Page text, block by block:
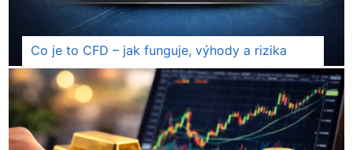
Co je to CFD – jak funguje, výhody a rizika